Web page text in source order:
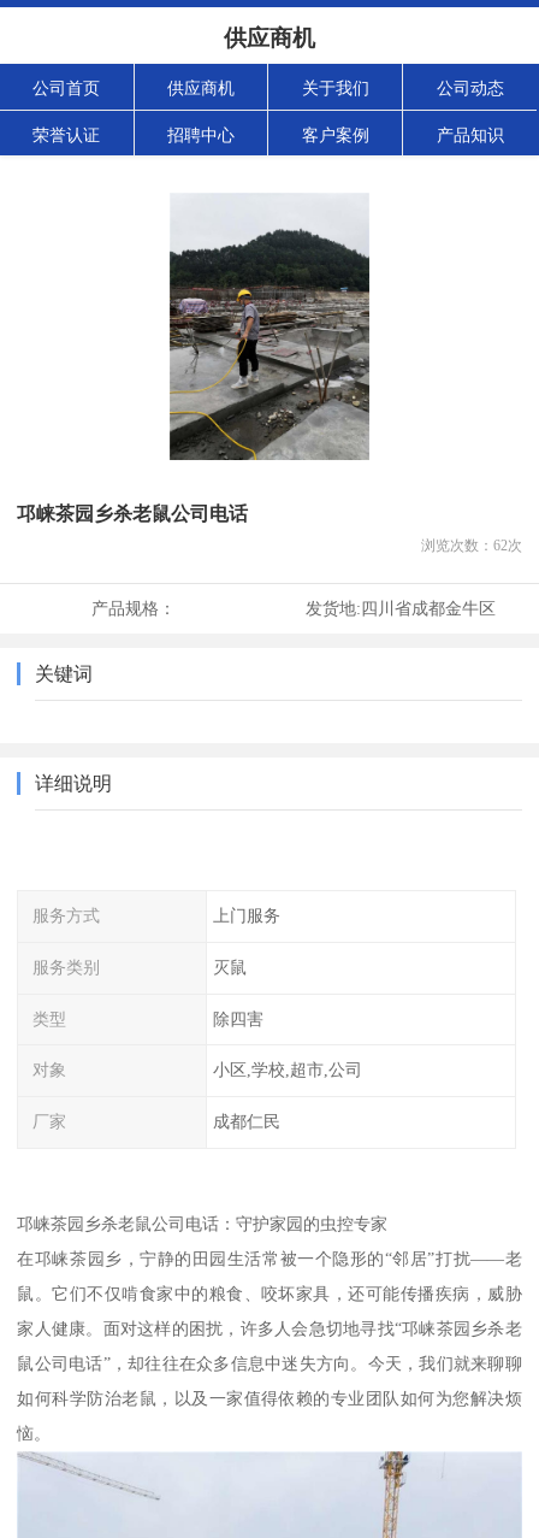
供应商机
公司首页 供应商机 关于我们 公司动态
荣誉认证 招聘中心 客户案例 产品知识
邛崃茶园乡杀老鼠公司电话
浏览次数： 62次
产品规格： 发货地:四川省成都金牛区
关键词
详细说明
服务方式 上门服务
服务类别 灭鼠
类型 除四害
对象 小区,学校,超市,公司
厂家 成都仁民
邛崃茶园乡杀老鼠公司电话：守护家园的虫控专家
在邛崃茶园乡，宁静的田园生活常被一个隐形的“邻居”打扰——老
鼠。它们不仅啃食家中的粮食、咬坏家具，还可能传播疾病，威胁
家人健康。面对这样的困扰，许多人会急切地寻找“邛崃茶园乡杀老
鼠公司电话”，却往往在众多信息中迷失方向。今天，我们就来聊聊
如何科学防治老鼠，以及一家值得依赖的专业团队如何为您解决烦
恼。